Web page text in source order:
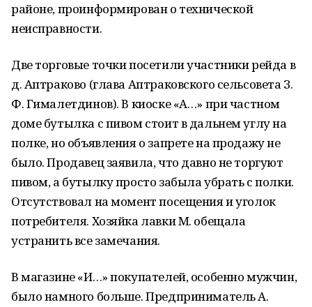
районе, проинформирован о технической
неисправности.
Две торговые точки посетили участники рейда в
д. Аптраково (глава Аптраковского сельсовета З.
Ф. Гималетдинов). В киоске «А…» при частном
доме бутылка с пивом стоит в дальнем углу на
полке, но объявления о запрете на продажу не
было. Продавец заявила, что давно не торгуют
пивом, а бутылку просто забыла убрать с полки.
Отсутствовал на момент посещения и уголок
потребителя. Хозяйка лавки М. обещала
устранить все замечания.
В магазине «И…» покупателей, особенно мужчин,
было намного больше. Предприниматель А.